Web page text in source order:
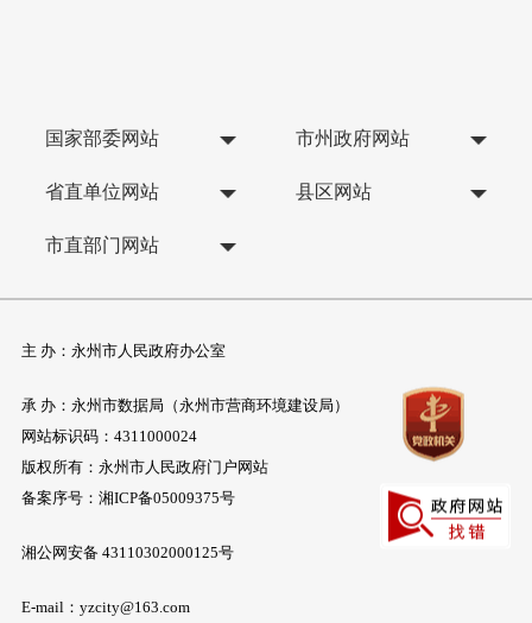
国家部委网站 市州政府网站
省直单位网站 县区网站
市直部门网站
主 办：永州市人民政府办公室
承 办：永州市数据局（永州市营商环境建设局）
网站标识码：4311000024
版权所有：永州市人民政府门户网站
备案序号： 湘ICP备05009375号
湘公网安备 43110302000125号
E-mail：yzcity@163.com